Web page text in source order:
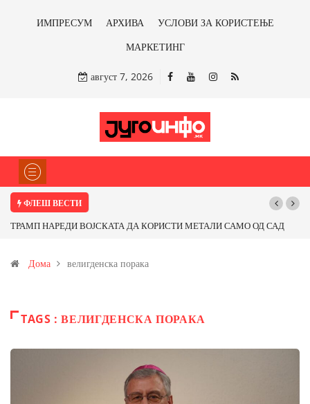
ИМПРЕСУМ АРХИВА
УСЛОВИ ЗА КОРИСТЕЊЕ
МАРКЕТИНГ
август 7, 2026
ФЛЕШ ВЕСТИ
ТРАМП НАРЕДИ ВОЈСКАТА ДА КОРИСТИ МЕТАЛИ САМО ОД САД
Иловица и со антимонот?
Дома велигденска порака
TAGS : ВЕЛИГДЕНСКА ПОРАКА